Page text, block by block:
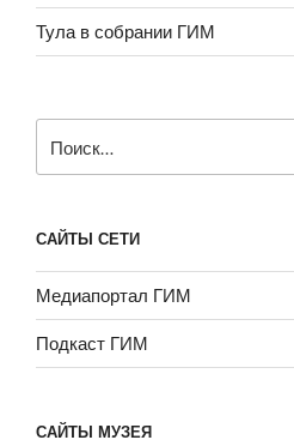
Тула в собрании ГИМ
САЙТЫ СЕТИ
Медиапортал ГИМ
Подкаст ГИМ
САЙТЫ МУЗЕЯ